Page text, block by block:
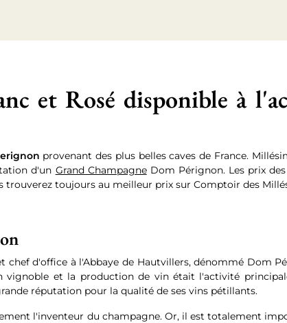
et Rosé disponible à
provenant des plus belles caves de France.
d'un Grand ChampagneDom Pérignon. Les prix
toujours au meilleur prix sur Comptoir des
d'office à l'Abbaye de Hautvillers, dénommé Dom
vignoble et la production de vin était l'activité
réputation pour la qualité de ses vins pétillants.
l'inventeur du champagne. Or, il est totalement